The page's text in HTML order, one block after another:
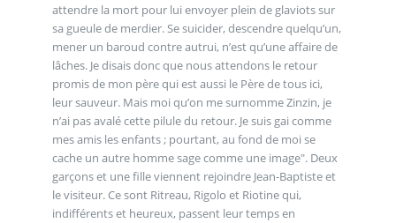
attendre la mort pour lui envoyer plein de glaviots sur
sa gueule de merdier. Se suicider, descendre quelqu’un,
mener un baroud contre autrui, n’est qu’une affaire de
lâches. Je disais donc que nous attendons le retour
promis de mon père qui est aussi le Père de tous ici,
leur sauveur. Mais moi qu’on me surnomme Zinzin, je
n’ai pas avalé cette pilule du retour. Je suis gai comme
mes amis les enfants ; pourtant, au fond de moi se
cache un autre homme sage comme une image". Deux
garçons et une fille viennent rejoindre Jean-Baptiste et
le visiteur. Ce sont Ritreau, Rigolo et Riotine qui,
indifférents et heureux, passent leur temps en